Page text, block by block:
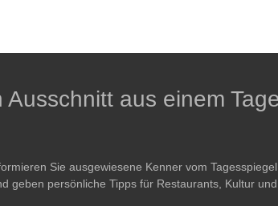
Ausschnitt aus einem
Sie ausgewiesene Kenner vom
geben persönliche Tipps für Restaurants, Kultur und